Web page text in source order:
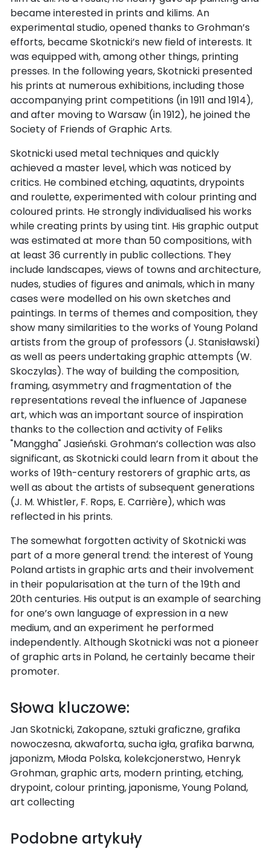
became interested in prints and kilims. An
experimental studio, opened thanks to Grohman’s
efforts, became Skotnicki’s new field of interests. It
was equipped with, among other things, printing
presses. In the following years, Skotnicki presented
his prints at numerous exhibitions, including those
accompanying print competitions (in 1911 and 1914),
and after moving to Warsaw (in 1912), he joined the
Society of Friends of Graphic Arts.
Skotnicki used metal techniques and quickly
achieved a master level, which was noticed by
critics. He combined etching, aquatints, drypoints
and roulette, experimented with colour printing and
coloured prints. He strongly individualised his works
while creating prints by using tint. His graphic output
was estimated at more than 50 compositions, with
at least 36 currently in public collections. They
include landscapes, views of towns and architecture,
nudes, studies of figures and animals, which in many
cases were modelled on his own sketches and
paintings. In terms of themes and composition, they
show many similarities to the works of Young Poland
artists from the group of professors (J. Stanisławski)
as well as peers undertaking graphic attempts (W.
Skoczylas). The way of building the composition,
framing, asymmetry and fragmentation of the
representations reveal the influence of Japanese
art, which was an important source of inspiration
thanks to the collection and activity of Feliks
"Manggha" Jasieński. Grohman’s collection was also
significant, as Skotnicki could learn from it about the
works of 19th-century restorers of graphic arts, as
well as about the artists of subsequent generations
(J. M. Whistler, F. Rops, E. Carrière), which was
reflected in his prints.
The somewhat forgotten activity of Skotnicki was
part of a more general trend: the interest of Young
Poland artists in graphic arts and their involvement
in their popularisation at the turn of the 19th and
20th centuries. His output is an example of searching
for one’s own language of expression in a new
medium, and an experiment he performed
independently. Although Skotnicki was not a pioneer
of graphic arts in Poland, he certainly became their
promoter.
Słowa kluczowe:
Jan Skotnicki, Zakopane, sztuki graficzne, grafika
nowoczesna, akwaforta, sucha igła, grafika barwna,
japonizm, Młoda Polska, kolekcjonerstwo, Henryk
Grohman, graphic arts, modern printing, etching,
drypoint, colour printing, japonisme, Young Poland,
art collecting
Podobne artykuły